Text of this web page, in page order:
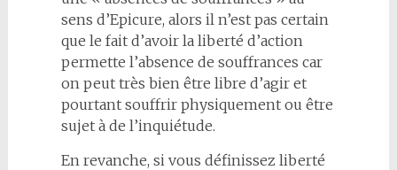
sens d’Epicure, alors il n’est pas certain
que le fait d’avoir la liberté d’action
permette l’absence de souffrances car
on peut très bien être libre d’agir et
pourtant souffrir physiquement ou être
sujet à de l’inquiétude.
En revanche, si vous définissez liberté